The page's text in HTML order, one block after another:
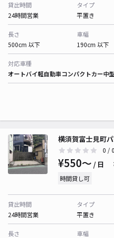
貸出時間
24時間営業
タイプ
平置き
長さ
500cm 以下
車幅
190cm 以下
対応車種
オートバイ軽自動車コンパクトカー中
横須賀富士見町
0 /
¥550〜 / 日
時間貸し可
貸出時間
24時間営業
タイプ
平置き
長さ
車幅